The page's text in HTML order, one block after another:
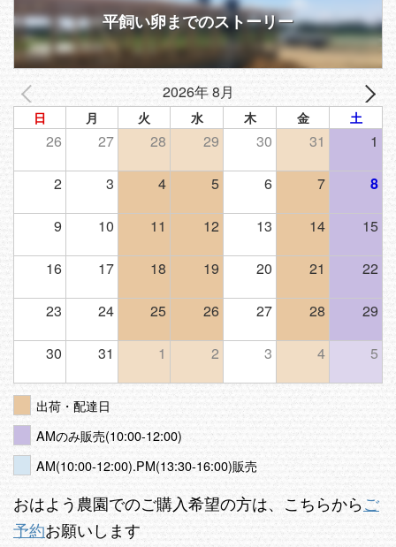
平飼い卵までのストーリー
2026年 8月
日 月 火 水 木 金 土
26 27 28 29 30 31 1
2 3 4 5 6 7 8
9 10 11 12 13 14 15
16 17 18 19 20 21 22
23 24 25 26 27 28 29
30 31 1 2 3 4 5
出荷・配達日
AMのみ販売(10:00-12:00)
AM(10:00-12:00).PM(13:30-16:00)販売
おはよう農園でのご購入希望の方は、こちらからご
予約お願いします